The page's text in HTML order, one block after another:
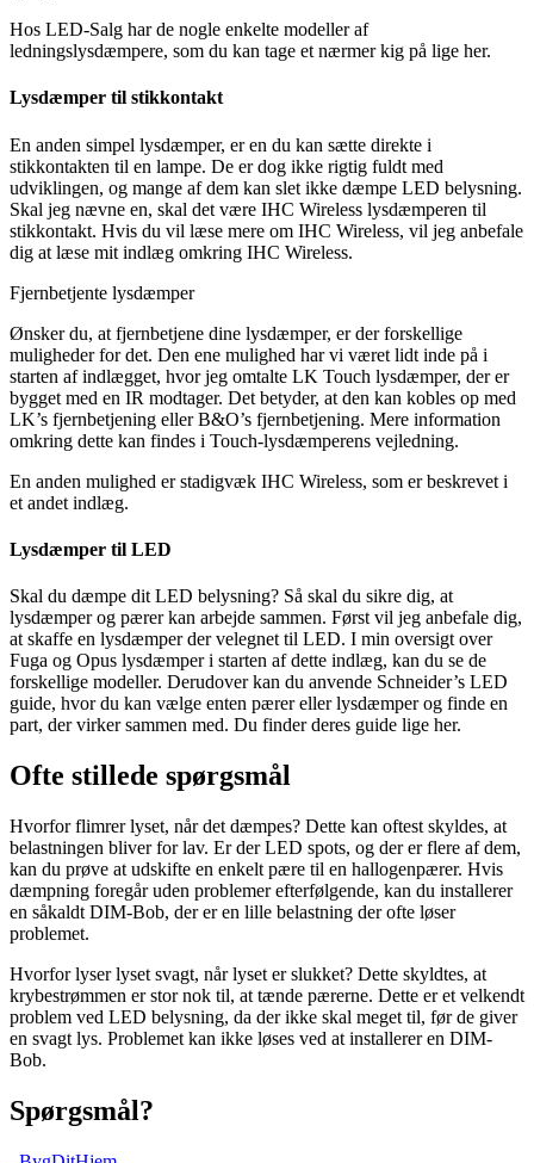
Hos LED-Salg har de nogle enkelte modeller af
ledningslysdæmpere, som du kan tage et nærmer kig på lige her.
Lysdæmper til stikkontakt
En anden simpel lysdæmper, er en du kan sætte direkte i
stikkontakten til en lampe. De er dog ikke rigtig fuldt med
udviklingen, og mange af dem kan slet ikke dæmpe LED belysning.
Skal jeg nævne en, skal det være IHC Wireless lysdæmperen til
stikkontakt. Hvis du vil læse mere om IHC Wireless, vil jeg anbefale
dig at læse mit indlæg omkring IHC Wireless.
Fjernbetjente lysdæmper
Ønsker du, at fjernbetjene dine lysdæmper, er der forskellige
muligheder for det. Den ene mulighed har vi været lidt inde på i
starten af indlægget, hvor jeg omtalte LK Touch lysdæmper, der er
bygget med en IR modtager. Det betyder, at den kan kobles op med
LK’s fjernbetjening eller B&O’s fjernbetjening. Mere information
omkring dette kan findes i Touch-lysdæmperens vejledning.
En anden mulighed er stadigvæk IHC Wireless, som er beskrevet i
et andet indlæg.
Lysdæmper til LED
Skal du dæmpe dit LED belysning? Så skal du sikre dig, at
lysdæmper og pærer kan arbejde sammen. Først vil jeg anbefale dig,
at skaffe en lysdæmper der velegnet til LED. I min oversigt over
Fuga og Opus lysdæmper i starten af dette indlæg, kan du se de
forskellige modeller. Derudover kan du anvende Schneider’s LED
guide, hvor du kan vælge enten pærer eller lysdæmper og finde en
part, der virker sammen med. Du finder deres guide lige her.
Ofte stillede spørgsmål
Hvorfor flimrer lyset, når det dæmpes? Dette kan oftest skyldes, at
belastningen bliver for lav. Er der LED spots, og der er flere af dem,
kan du prøve at udskifte en enkelt pære til en hallogenpærer. Hvis
dæmpning foregår uden problemer efterfølgende, kan du installerer
en såkaldt DIM-Bob, der er en lille belastning der ofte løser
problemet.
Hvorfor lyser lyset svagt, når lyset er slukket? Dette skyldtes, at
krybestrømmen er stor nok til, at tænde pærerne. Dette er et velkendt
problem ved LED belysning, da der ikke skal meget til, før de giver
en svagt lys. Problemet kan ikke løses ved at installerer en DIM-
Bob.
Spørgsmål?